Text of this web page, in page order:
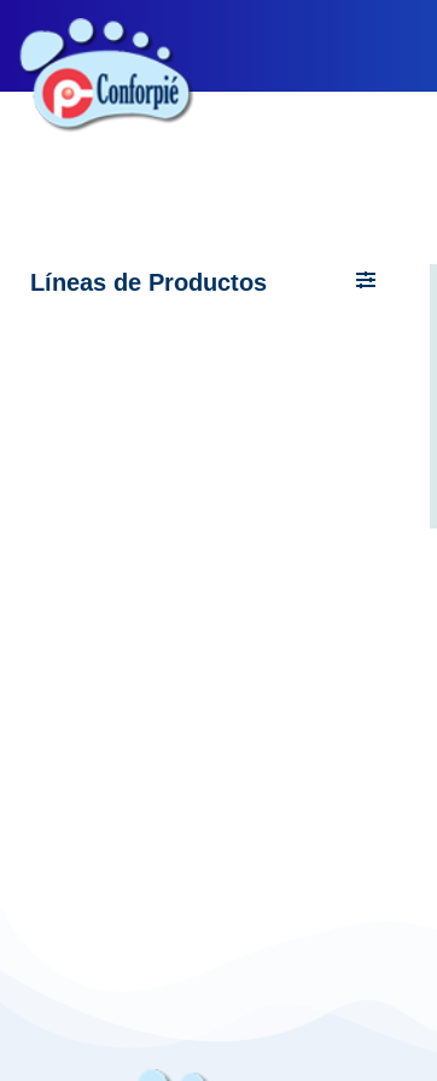
Líneas de Productos